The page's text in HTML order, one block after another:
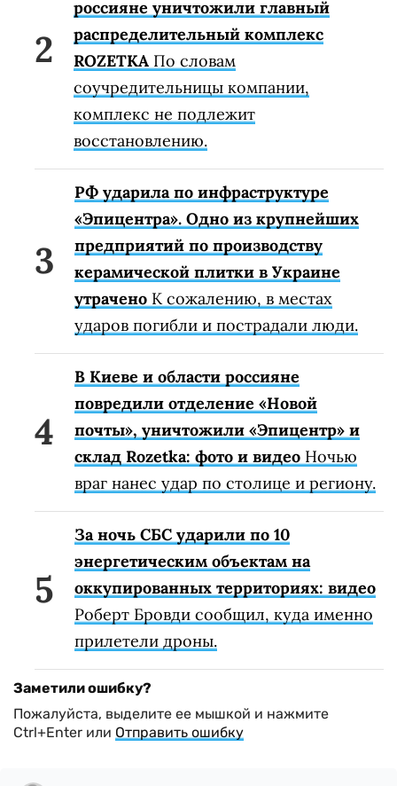
россияне уничтожили главный
распределительный комплекс
ROZETKA По словам
соучредительницы компании,
комплекс не подлежит
восстановлению.
РФ ударила по инфраструктуре
«Эпицентра». Одно из крупнейших
предприятий по производству
керамической плитки в Украине
утрачено К сожалению, в местах
ударов погибли и пострадали люди.
В Киеве и области россияне
повредили отделение «Новой
почты», уничтожили «Эпицентр» и
склад Rozetka: фото и видео Ночью
враг нанес удар по столице и региону.
За ночь СБС ударили по 10
энергетическим объектам на
оккупированных территориях: видео
Роберт Бровди сообщил, куда именно
прилетели дроны.
Заметили ошибку?
Пожалуйста, выделите ее мышкой и нажмите
Ctrl+Enter или Отправить ошибку